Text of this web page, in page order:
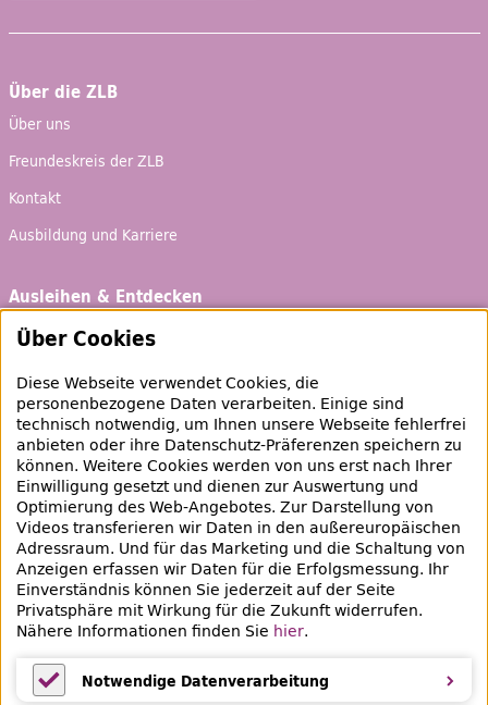
Über die ZLB
Über uns
Freundeskreis der ZLB
Kontakt
Ausbildung und Karriere
Ausleihen & Entdecken
Schaufenster
Bibliotheksausweis
Highlights
Veranstaltungen & Lernangebote
Veranstaltungsübersicht
Lern- und Beratungsangebote
Eltern & Kinder
Ferien
Über Cookies
Diese Webseite verwendet Cookies, die
personenbezogene Daten verarbeiten. Einige sind
technisch notwendig, um Ihnen unsere Webseite fehlerfrei
anbieten oder ihre Datenschutz-Präferenzen speichern zu
können. Weitere Cookies werden von uns erst nach Ihrer
Einwilligung gesetzt und dienen zur Auswertung und
Optimierung desWeb-Angebotes. Zur Darstellung von
Videos transferieren wir Daten in den außereuropäischen
Adressraum. Und für das Marketing und die Schaltung von
Anzeigen erfassen wir Daten für die Erfolgsmessung. Ihr
Einverständnis können Sie jederzeit auf der Seite
Privatsphäre mit Wirkung für die Zukunft widerrufen.
Nähere Informationen finden Sie hier.
Notwendige Datenverarbeitung